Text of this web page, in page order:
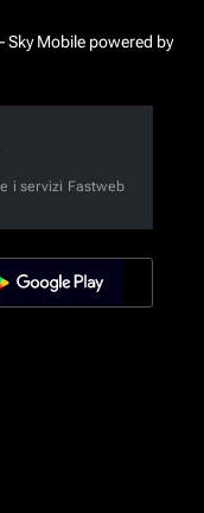
Sky Mobile powered by
i servizi Fastweb